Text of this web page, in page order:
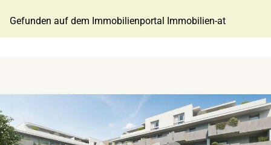
Gefunden auf dem Immobilienportal Immobilien-at